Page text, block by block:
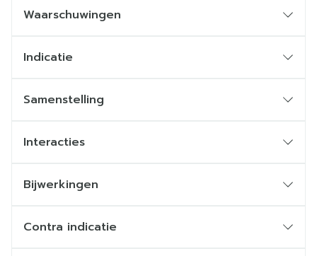
Waarschuwingen
Indicatie
Samenstelling
Interacties
Bijwerkingen
Contra indicatie